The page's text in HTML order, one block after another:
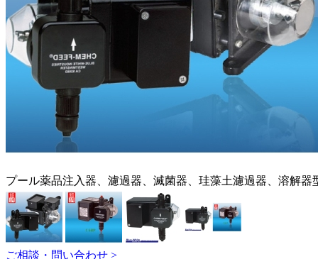
プール薬品注入器、濾過器、滅菌器、珪藻土濾過器、溶解器
ご相談・問い合わせ >